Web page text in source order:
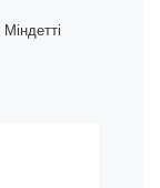
Міндетті